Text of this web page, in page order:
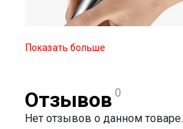
Показать больше
Отзывов 0
Нет отзывов о данном товаре.